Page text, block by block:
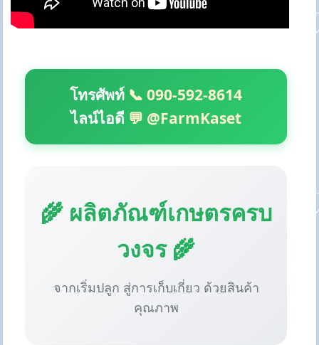
โทรศัพท์ 📞 090-592-8614
ไลน์ไอดี 💬 @FarmKaset
🌾 ผลิตภัณฑ์เกษตรครบ
วงจร 🌾
จากเริ่มปลูก สู่การเก็บเกี่ยว ด้วยสินค้า
คุณภาพ